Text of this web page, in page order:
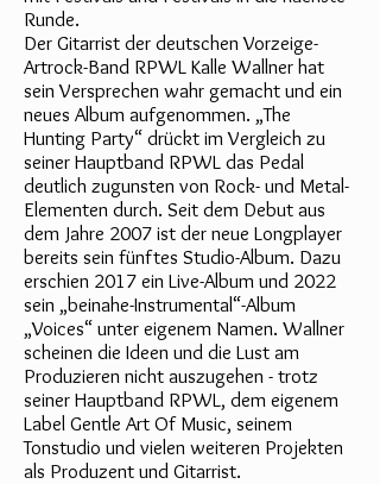
Runde.
Der Gitarrist der deutschen Vorzeige-
Artrock-Band RPWL Kalle Wallner hat
sein Versprechen wahr gemacht und ein
neues Album aufgenommen. „The
Hunting Party“ drückt im Vergleich zu
seiner Hauptband RPWL das Pedal
deutlich zugunsten von Rock- und Metal-
Elementen durch. Seit dem Debut aus
dem Jahre 2007 ist der neue Longplayer
bereits sein fünftes Studio-Album. Dazu
erschien 2017 ein Live-Album und 2022
sein „beinahe-Instrumental“-Album
„Voices“ unter eigenem Namen. Wallner
scheinen die Ideen und die Lust am
Produzieren nicht auszugehen - trotz
seiner Hauptband RPWL, dem eigenem
Label Gentle Art Of Music, seinem
Tonstudio und vielen weiteren Projekten
als Produzent und Gitarrist.